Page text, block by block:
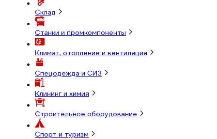
Склад
Станки и промкомпоненты
Климат, отопление и вентиляция
Спецодежда и СИЗ
Клининг и химия
Строительное оборудование
Спорт и туризм